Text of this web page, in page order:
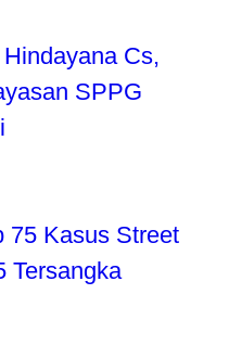
Cs,
SPPG
75 Kasus Street
Tersangka